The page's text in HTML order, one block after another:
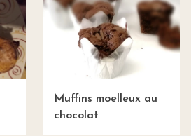
Muffins moelleux au
chocolat